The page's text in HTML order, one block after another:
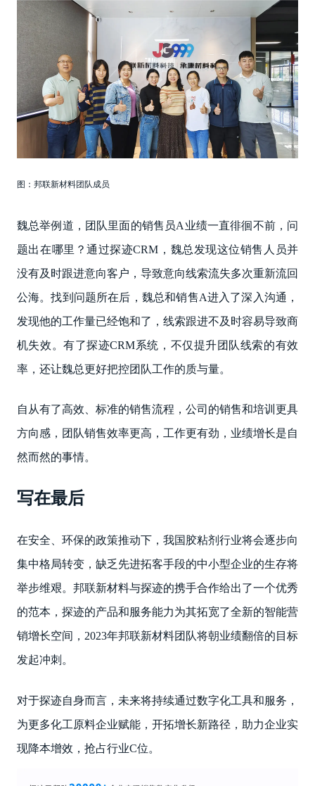
图：邦联新材料团队成员
魏总举例道，团队里面的销售员A业绩一直徘徊不前，问
题出在哪里？通过探迹CRM，魏总发现这位销售人员并
没有及时跟进意向客户，导致意向线索流失多次重新流回
公海。找到问题所在后，魏总和销售A进入了深入沟通，
发现他的工作量已经饱和了，线索跟进不及时容易导致商
机失效。有了探迹CRM系统，不仅提升团队线索的有效
率，还让魏总更好把控团队工作的质与量。
自从有了高效、标准的销售流程，公司的销售和培训更具
方向感，团队销售效率更高，工作更有劲，业绩增长是自
然而然的事情。
写在最后
在安全、环保的政策推动下，我国胶粘剂行业将会逐步向
集中格局转变，缺乏先进拓客手段的中小型企业的生存将
举步维艰。邦联新材料与探迹的携手合作给出了一个优秀
的范本，探迹的产品和服务能力为其拓宽了全新的智能营
销增长空间，2023年邦联新材料团队将朝业绩翻倍的目标
发起冲刺。
对于探迹自身而言，未来将持续通过数字化工具和服务，
为更多化工原料企业赋能，开拓增长新路径，助力企业实
现降本增效，抢占行业C位。